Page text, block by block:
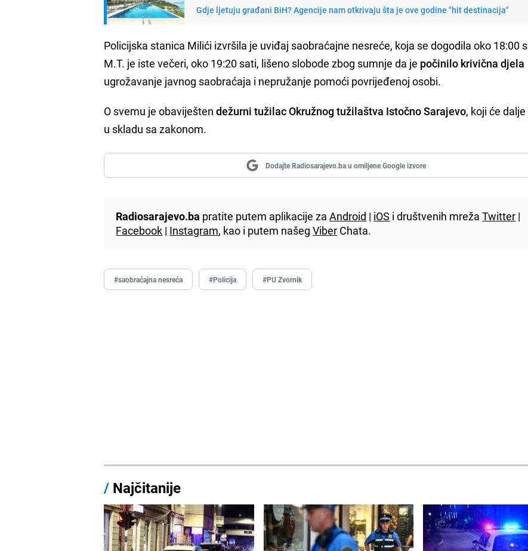
Gdje ljetuju građani BiH? Agencije nam otkrivaju šta je ove godine "hit destinacija"
Policijska stanica Milići izvršila je uviđaj saobraćajne nesreće, koja se dogodila oko 18:00
M.T. je iste večeri, oko 19:20 sati, lišeno slobode zbog sumnje da je počinilo krivična djela
ugrožavanje javnog saobraćaja i nepružanje pomoći povrijeđenoj osobi.
O svemu je obaviještendežurni tužilac Okružnog tužilaštva Istočno Sarajevo, koji će
u skladu sa zakonom.
Dodajte Radiosarajevo.ba u omiljene Google izvore
Radiosarajevo.ba pratite putem aplikacije zaAndroid | iOS i društvenih mrežaTwitter |
Facebook | Instagram, kao i putem našegViber Chata.
#saobraćajna nesreća #Policija #PU Zvornik
/ Najčitanije